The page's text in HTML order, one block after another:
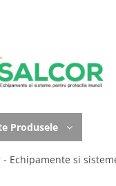
Incaltaminte
Produsele
- Echipamente si